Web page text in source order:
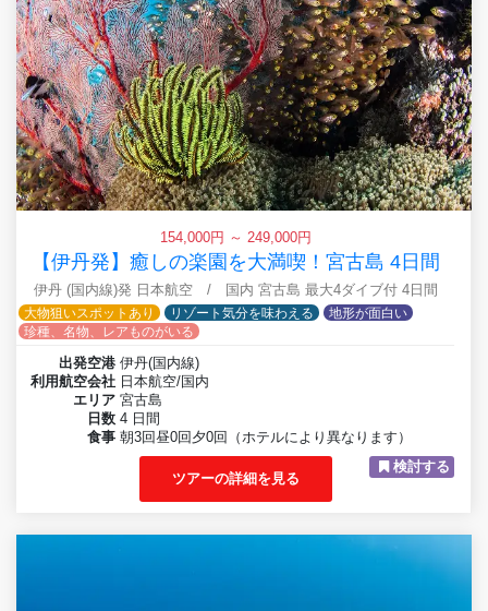
154,000円 ～ 249,000円
【伊丹発】癒しの楽園を大満喫！宮古島 4日間
伊丹 (国内線)発 日本航空 / 国内 宮古島 最大4ダイブ付 4日間
大物狙いスポットあり
リゾート気分を味わえる
地形が面白い
珍種、名物、レアものがいる
出発空港 伊丹(国内線)
利用航空会社 日本航空/国内
エリア 宮古島
日数 4 日間
食事 朝3回昼0回夕0回（ホテルにより異なります）
ツアーの詳細を見る
検討する